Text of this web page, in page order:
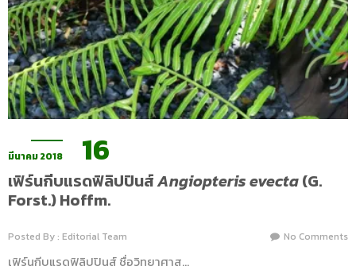
มีนาคม 2018 16
เฟิร์นกีบแรดฟิลิปปินส์Angiopteris evecta(G.
Forst.) Hoffm.
Posted By : Editorial Team No Comments
เฟิร์นกีบแรดฟิลิปปินส์ ชื่อวิทยาศาส…